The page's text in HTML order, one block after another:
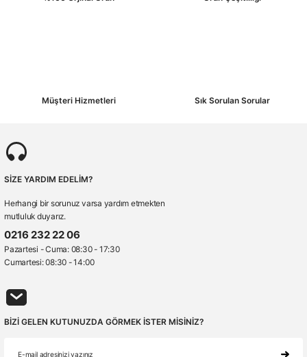
Müşteri Hizmetleri Sık Sorulan Sorular
SİZE YARDIM EDELİM?
Herhangi bir sorunuz varsa yardım etmekten
mutluluk duyarız.
0216 232 22 06
Pazartesi - Cuma: 08:30 - 17:30
Cumartesi: 08:30 - 14:00
BİZİ GELEN KUTUNUZDA GÖRMEK İSTER MİSİNİZ?